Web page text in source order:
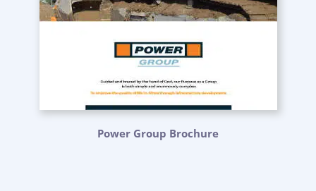
Power Group Brochure